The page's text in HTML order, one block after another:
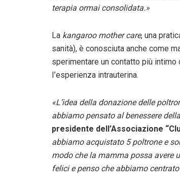
terapia ormai consolidata.»
La kangaroo mother care, una
sanità), è conosciuta anche come
sperimentare un contatto più intimo
I’esperienza intrauterina.
«L’idea della donazione delle
abbiamo pensato al benessere
presidente dell’Associazione
abbiamo acquistato 5 poltrone e
modo che la mamma possa avere
felici e penso che abbiamo